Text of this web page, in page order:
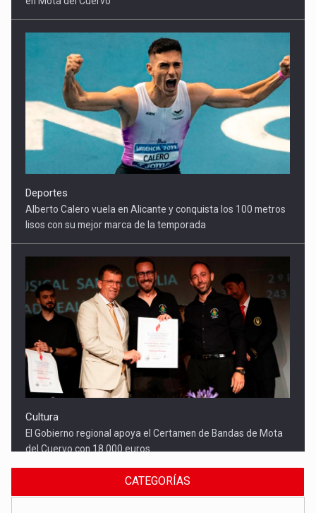
Deportes
Alberto Calero vuela en Alicante y conquista los 100 metros
lisos con su mejor marca de la temporada
Cultura
El Gobierno regional apoya el Certamen de Bandas de Mota
del Cuervo con 18.000 euros
CATEGORÍAS